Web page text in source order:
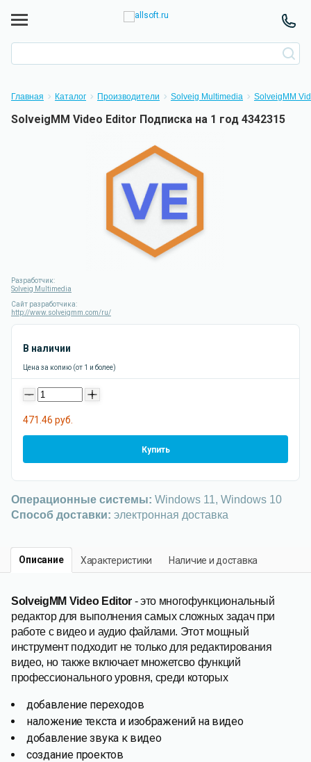
Главная Каталог Производители Solveig Multimedia SolveigMM
SolveigMM Video Editor Подписка на 1 год 4342315
Разработчик:
Solveig Multimedia
Сайт разработчика:
http://www.solveigmm.com/ru/
В наличии
Цена за копию (от 1 и более)
- +
471.46 руб.
Купить
Операционные системы: Windows 11, Windows 10
Способ доставки: электронная доставка
Описание Характеристики Наличие и доставка
SolveigMM Video Editor - это многофункциональный
редактор для выполнения самых сложных задач при
работе с видео и аудио файлами. Этот мощный
инструмент подходит не только для редактирования
видео, но также включает множетсво функций
профессионального уровня, среди которых
добавление переходов
наложение текста и изображений на видео
добавление звука к видео
создание проектов